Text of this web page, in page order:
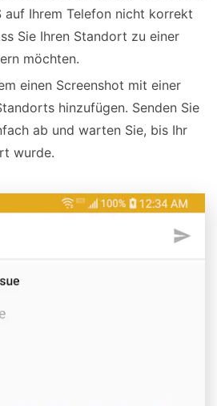
auf Ihrem Telefon nicht korrekt
Sie Ihren Standort zu einer
möchten.
einen Screenshot mit einer
hinzufügen. Senden Sie
ab und warten Sie, bis Ihr
wurde.